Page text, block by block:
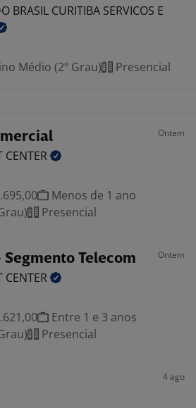
BRASIL CURITIBA SERVICOS E
Médio (2º Grau) Presencial
Ontem
CENTER
Menos de 1 ano
Presencial
Telecom Ontem
CENTER
Entre 1 e 3 anos
Presencial
4 ago